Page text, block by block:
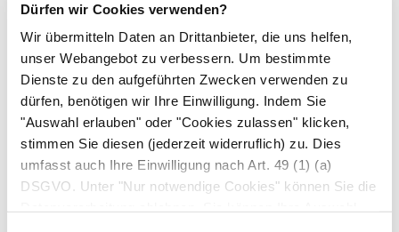
Dürfen wir Cookies verwenden?
Wir übermitteln Daten an Drittanbieter, die uns helfen,
unser Webangebot zu verbessern. Um bestimmte
Dienste zu den aufgeführten Zwecken verwenden zu
dürfen, benötigen wir Ihre Einwilligung. Indem Sie
"Auswahl erlauben" oder "Cookies zulassen" klicken,
stimmen Sie diesen (jederzeit widerruflich) zu. Dies
umfasst auch Ihre Einwilligung nach Art. 49 (1) (a)
DSGVO. Unter "Nur notwendige Cookies" können Sie die
Nabelstumpf, den die Hebamme beim
Durchtrennen der Nabelschnurstehen lässt.
Beim gesunden Kind trocknet der Nabelstumpf
aus und fällt nach 7 bis 10 Tagen ab. Es kommt
jedoch vor, dass der Nabelstumpf zu bluten
beginnt, wenn die Blutgerinnung beeinträchtigt,
der Blutdruck erhöht, der Nabelstumpf infiziert
oder die Nabelschnur falsch durchtrennt ist. Um
die Blutung zu stillen und die Ursache